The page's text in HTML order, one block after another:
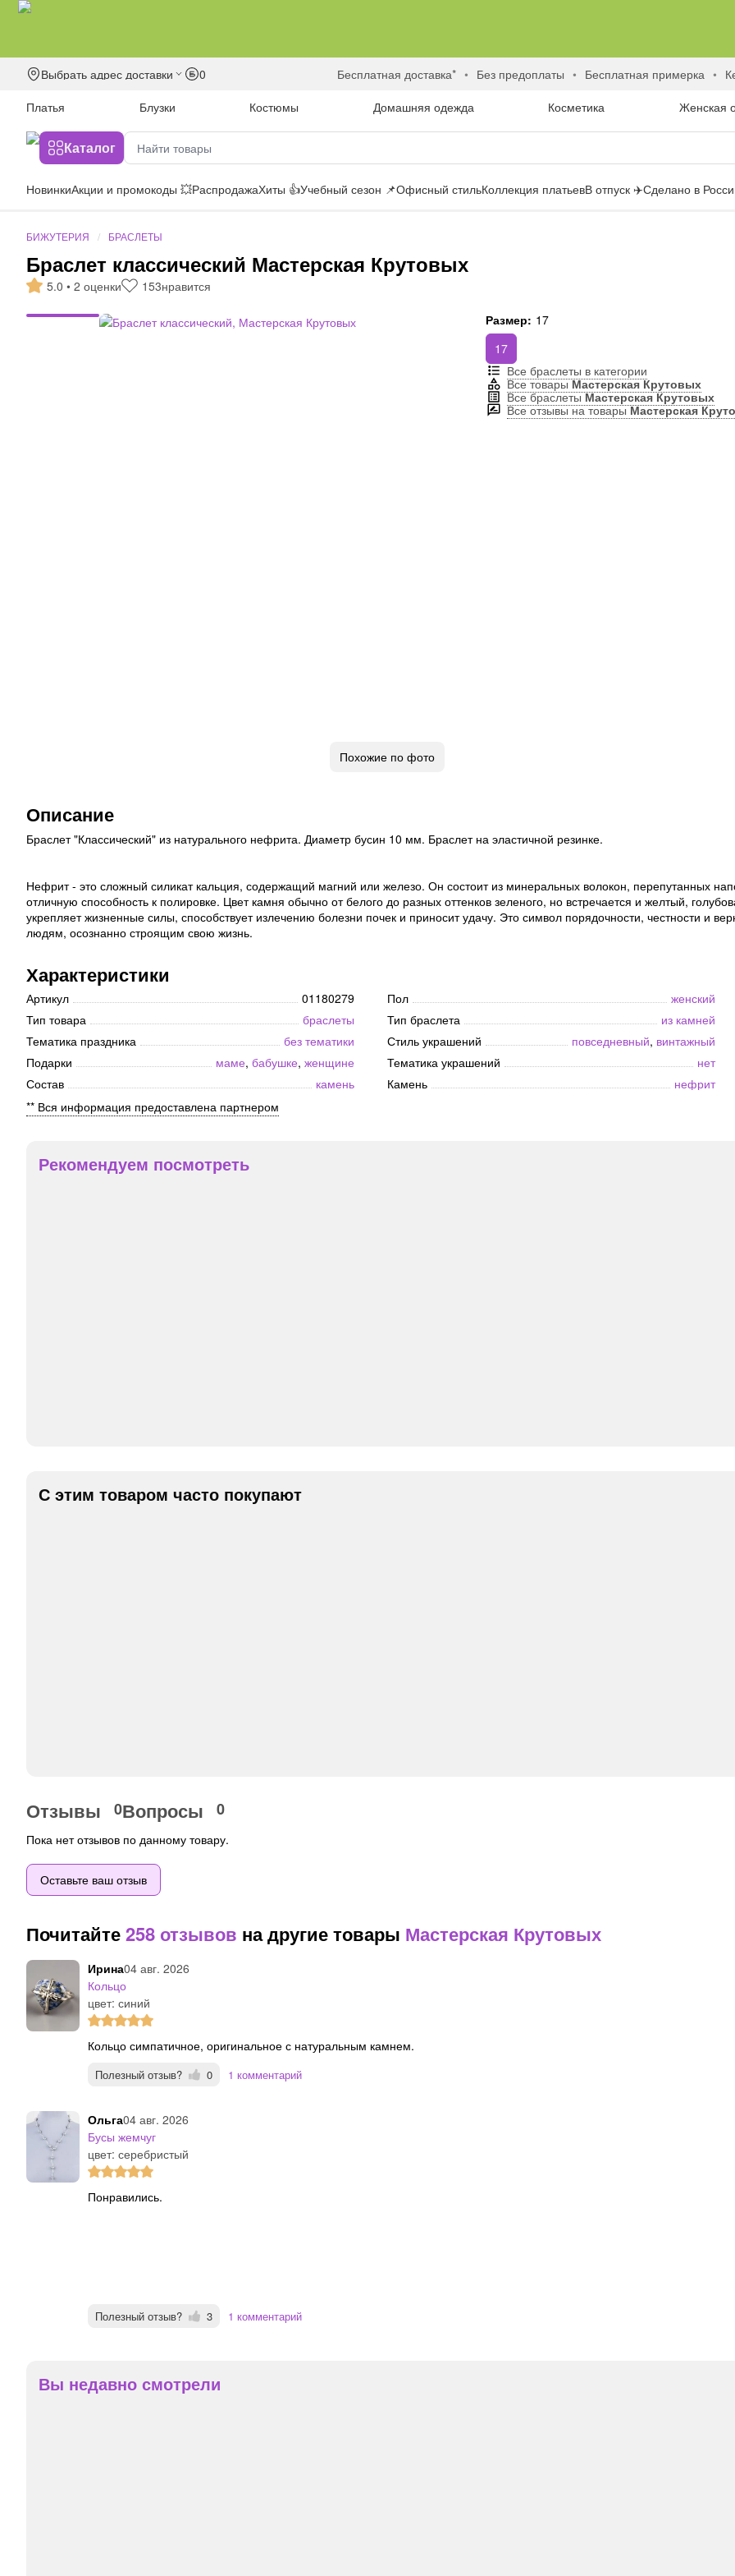
Выбрать адрес доставки 0 бесплатная доставка* без предоплаты бесплатная примерка
Платья
Блузки Костюмы Домашняя одежда Косметика Женская
Каталог
НовинкиАкции и промокоды 💥РаспродажаХиты 👍Учебный сезон 📌Офисный стильКоллекция платьевВ отпуск ✈️Сделано в
БИЖУТЕРИЯ БРАСЛЕТЫ
Браслет классический Мастерская Крутовых
5.0 • 2 оценки 153нравится
Похожие по фото
Размер: 17
17
Все браслеты в категории
Все товарыМастерская Крутовых
Все браслетыМастерская Крутовых
Все отзывы на товарыМастерская
Описание
Браслет "Классический" из натурального нефрита. Диаметр бусин 10 мм. Браслет на эластичной резинке.
Нефрит - это сложный силикат кальция, содержащий магний или железо. Он состоит из минеральных волокон, перепутанных
отличную способность к полировке. Цвет камня обычно от белого до разных оттенков зеленого, но встречается и желтый,
укрепляет жизненные силы, способствует излечению болезни почек и приносит удачу. Это символ порядочности, честности и
людям, осознанно строящим свою жизнь.
Характеристики
Артикул
01180279
Тип товара
браслеты
Тематика праздника
без тематики
Подарки
маме, бабушке, женщине
Состав
камень
Пол
женский
Тип браслета
из камней
Стиль украшений
повседневный, винтажный
Тематика украшений
нет
Камень
нефрит
** Вся информация предоставлена партнером
Рекомендуем посмотреть
С этим товаром часто покупают
Отзывы 0Вопросы 0
Пока нет отзывов по данному товару.
Оставьте ваш отзыв
Почитайте258 отзывов на другие товары Мастерская Крутовых
Ирина04 авг. 2026
Кольцо
цвет: синий
Кольцо симпатичное, оригинальное с натуральным камнем.
Полезный отзыв? 0 1 комментарий
Ольга04 авг. 2026
Бусы жемчуг
цвет: серебристый
Понравились.
Полезный отзыв? 3 1 комментарий
Вы недавно смотрели